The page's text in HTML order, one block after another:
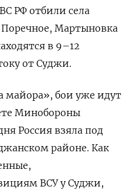
РФ отбили села
Мартыновка
в 9–12
от Суджи.
майора», бои уже идут
Минобороны
Россия взяла под
районе. Как
ВСУ у Суджи,